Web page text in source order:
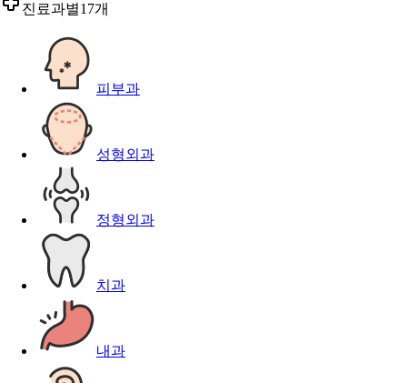
진료과별17개
피부과
성형외과
정형외과
치과
내과